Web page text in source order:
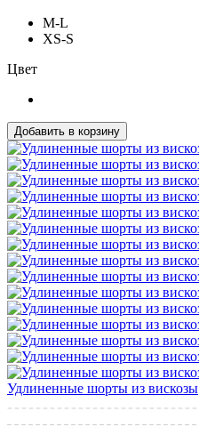
M-L
XS-S
Цвет
Добавить в корзину
Удлиненные шорты из вискозы